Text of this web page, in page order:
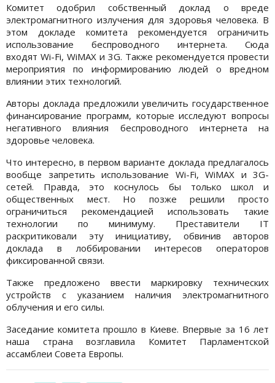
Комитет одобрил собственный доклад о вреде
электромагнитного излучения для здоровья человека. В
этом докладе комитета рекомендуется ограничить
использование беспроводного интернета. Сюда
входят Wi-Fi, WiMAX и 3G. Также рекомендуется провести
мероприятия по информированию людей о вредном
влиянии этих технологий.
Авторы доклада предложили увеличить государственное
финансирование программ, которые исследуют вопросы
негативного влияния беспроводного интернета на
здоровье человека.
Что интересно, в первом варианте доклада предлагалось
вообще запретить использование Wi-Fi, WiMAX и 3G-
сетей. Правда, это коснулось бы только школ и
общественных мест. Но позже решили просто
ограничиться рекомендацией использовать такие
технологии по минимуму. Преставители ІТ
раскритиковали эту инициативу, обвинив авторов
доклада в лоббировании интересов операторов
фиксированной связи.
Также предложено ввести маркировку технических
устройств с указанием наличия электромагнитного
облучения и его силы.
Заседание комитета прошло в Киеве. Впервые за 16 лет
наша страна возглавила Комитет Парламентской
ассамблеи Совета Европы.